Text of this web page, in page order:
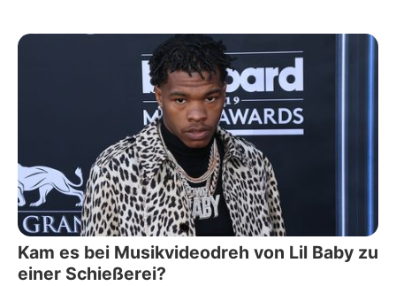
Kam es bei Musikvideodreh von Lil Baby zu
einer Schießerei?